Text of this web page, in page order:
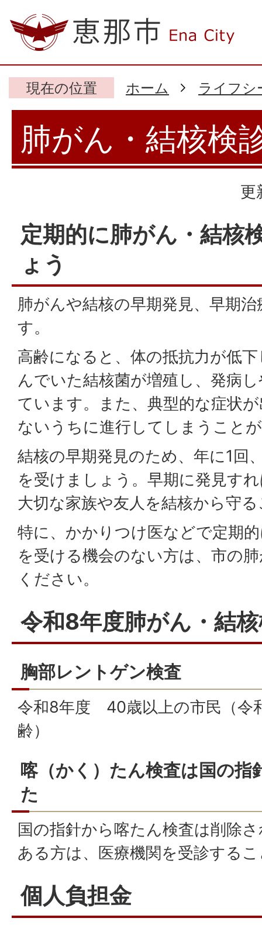
現在の位置 ホーム ライフシ
肺がん・結核検
更
定期的に肺がん・結核
ょう
肺がんや結核の早期発見、早期
す。
高齢になると、体の抵抗力が低
んでいた結核菌が増殖し、発病
ています。また、典型的な症状
ないうちに進行してしまうこと
結核の早期発見のため、年に1回
を受けましょう。早期に発見す
大切な家族や友人を結核から守
特に、かかりつけ医などで定期
を受ける機会のない方は、市の
ください。
令和8年度肺がん・結
胸部レントゲン検査
令和8年度 40歳以上の市民（令
齢）
喀（かく）たん検査は国の指
た
国の指針から喀たん検査は削除
ある方は、医療機関を受診する
個人負担金